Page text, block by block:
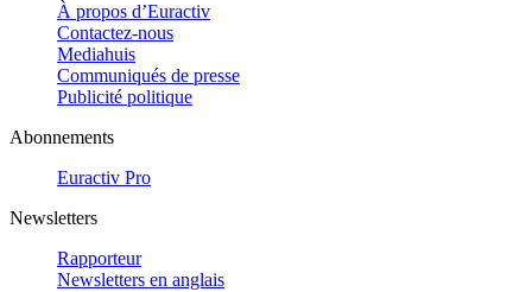
À propos d’Euractiv
Contactez-nous
Mediahuis
Communiqués de presse
Publicité politique
Abonnements
Euractiv Pro
Newsletters
Rapporteur
Newsletters en anglais